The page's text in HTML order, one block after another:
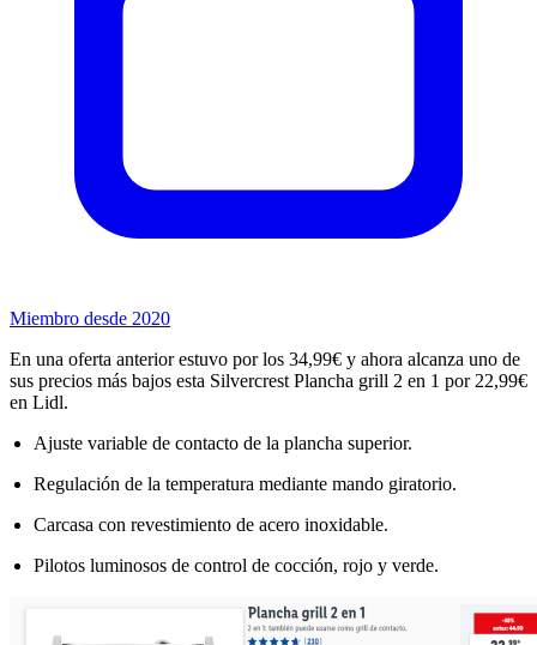
Miembro desde 2020
En una oferta anterior estuvo por los 34,99€ y ahora alcanza uno de
sus precios más bajos esta Silvercrest Plancha grill 2 en 1 por 22,99€
en Lidl.
Ajuste variable de contacto de la plancha superior.
Regulación de la temperatura mediante mando giratorio.
Carcasa con revestimiento de acero inoxidable.
Pilotos luminosos de control de cocción, rojo y verde.